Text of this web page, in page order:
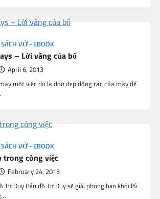
VỞ - EBOOK
– Lời vàng của bố
April 6, 2013
một việc đó là dọn dẹp đống rác của mày để
VỞ - EBOOK
trong công việc
February 24, 2013
Tư Duy Bản đồ Tư Duy sẽ giải phóng bạn khỏi lối